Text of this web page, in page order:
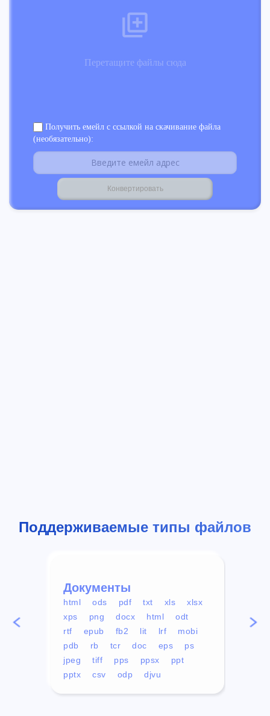
Перетащите файлы сюда
Получить емейл с ссылкой на скачивание файла
(необязательно):
Поддерживаемые типы файлов
Документы
html ods pdf txt xls
xlsx
xps
png docx html
odt
rtf
epub fb2 lit lrf
mobi
pdb
rb tcr doc eps
ps
jpeg
tiff pps ppsx
ppt
pptx
csv odp djvu
mp4